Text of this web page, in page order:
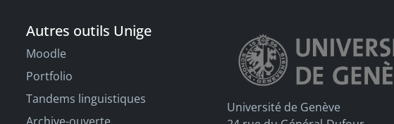
Autres outils Unige
Moodle
Portfolio
Tandems linguistiques
Université de Genève